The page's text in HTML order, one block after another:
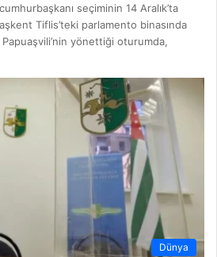
seçiminin 14 Aralık’ta
Tiflis’teki parlamento binasında
Papuaşvili’nin yönettiği oturumda,
Dünya